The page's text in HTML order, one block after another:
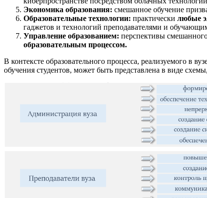
Экономика образования: смешанное обучение
Образовательные технологии: практически любые
гаджетов и технологий преподавателями и
Управление образованием: перспективы
образовательным процессом.
В контексте образовательного процесса, реализуемого в
обучения студентов, может быть представлена в виде